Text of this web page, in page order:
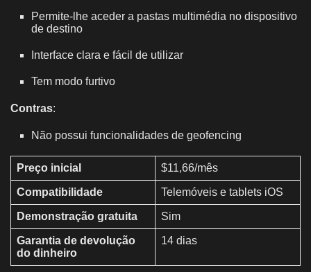
Permite-lhe aceder a pastas multimédia no dispositivo
de destino
Interface clara e fácil de utilizar
Tem modo furtivo
Contras:
Não possui funcionalidades de geofencing
Preço inicial $11,66/mês
Compatibilidade Telemóveis e tablets iOS
Demonstração gratuita Sim
Garantia de devolução
do dinheiro
14 dias